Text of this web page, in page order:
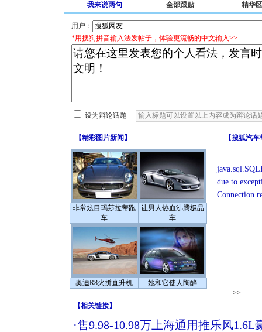
我来说两句 全部跟贴 精华区
用户：
*用搜狗拼音输入法发帖子，体验更流畅的中文输入>>
设为辩论话题
【精彩图片新闻 】
非常炫目玛莎拉蒂跑
车
让男人热血沸腾极品
车
奥迪R8火拼直升机 她和它使人陶醉
【搜狐汽车
due to
Connection
>>
【相关链接】
·售9.98-10.98万上海通用推乐风1.6L